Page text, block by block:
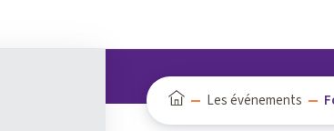
Les événements